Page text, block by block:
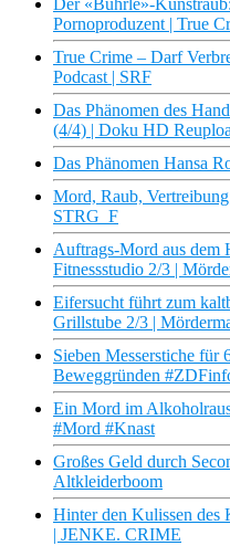
Der «Bührle»-
Pornoproduzent | True
True Crime – Darf
Podcast | SRF
Das Phänomen des
(4/4) | Doku HD
Das Phänomen Hansa
Mord, Raub,
STRG_F
Auftrags-Mord aus
Fitnessstudio 2/3 |
Eifersucht führt zum
Grillstube 2/3 |
Sieben Messerstiche für
Beweggründen
Ein Mord im
#Mord #Knast
Großes Geld durch
Altkleiderboom
Hinter den Kulissen des
| JENKE. CRIME